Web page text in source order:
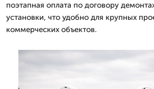
поэтапная оплата по договору
установки, что удобно для крупных
коммерческих объектов.